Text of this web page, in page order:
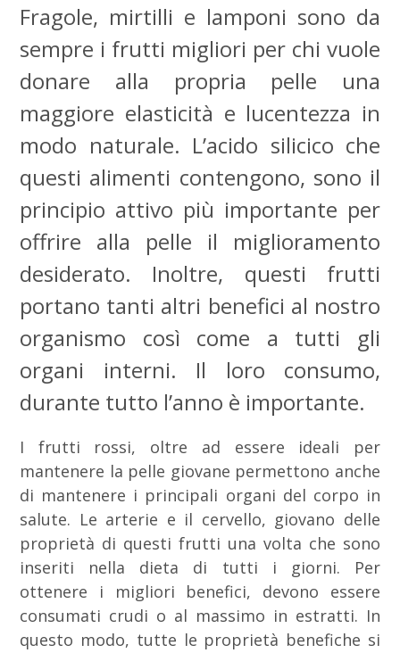
Fragole, mirtilli e lamponi sono da
sempre i frutti migliori per chi vuole
donare alla propria pelle una
maggiore elasticità e lucentezza in
modo naturale. L’acido silicico che
questi alimenti contengono, sono il
principio attivo più importante per
offrire alla pelle il miglioramento
desiderato. Inoltre, questi frutti
portano tanti altri benefici al nostro
organismo così come a tutti gli
organi interni. Il loro consumo,
durante tutto l’anno è importante.
I frutti rossi, oltre ad essere ideali per
mantenere la pelle giovane permettono anche
di mantenere i principali organi del corpo in
salute. Le arterie e il cervello, giovano delle
proprietà di questi frutti una volta che sono
inseriti nella dieta di tutti i giorni. Per
ottenere i migliori benefici, devono essere
consumati crudi o al massimo in estratti. In
questo modo, tutte le proprietà benefiche si